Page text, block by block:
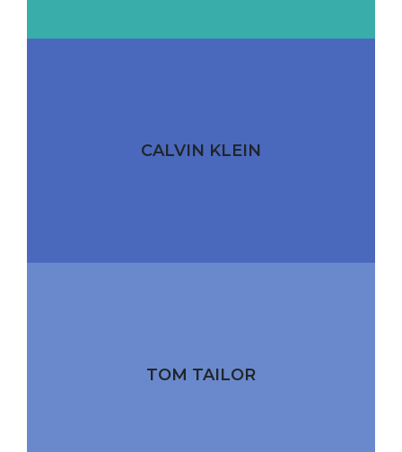
CALVIN KLEIN
TOM TAILOR